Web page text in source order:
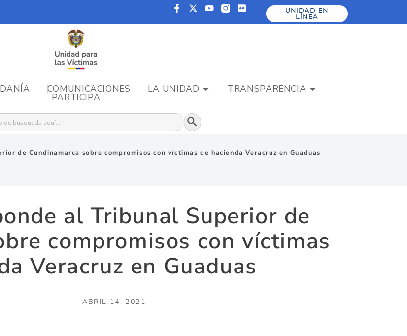
UNIDAD EN
LÍNEA
COMUNICACIONES LA UNIDAD TRANSPARENCIA
PARTICIPA
Botón de búsqueda
de Cundinamarca sobre compromisos con víctimas de hacienda Veracruz en Guaduas
al Tribunal Superior de
compromisos con víctimas
Veracruz en Guaduas
ABRIL 14, 2021